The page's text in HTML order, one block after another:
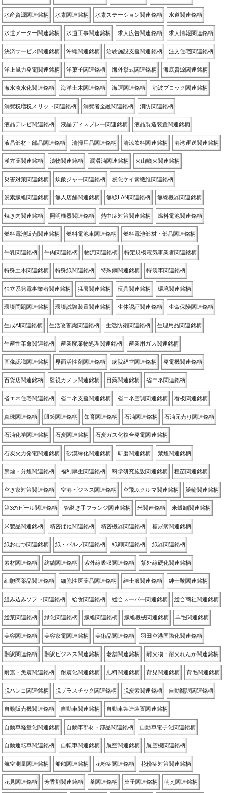
水産資源関連銘柄 水素関連銘柄 水素ステーション関連銘柄 水道関連銘柄
水道メーター関連銘柄 水道工事関連銘柄 求人広告関連銘柄 求人情報関連銘柄
決済サービス関連銘柄 沖縄関連銘柄 治験施設支援関連銘柄 注文住宅関連銘柄
洋上風力発電関連銘柄 洋菓子関連銘柄 海外挙式関連銘柄 海底資源関連銘柄
海水淡水化関連銘柄 海洋土木関連銘柄 海運関連銘柄 消波ブロック関連銘柄
消費税増税メリット関連銘柄 消費者金融関連銘柄 消防関連銘柄
液晶テレビ関連銘柄 液晶ディスプレー関連銘柄 液晶製造装置関連銘柄
液晶部材・部品関連銘柄 清掃用品関連銘柄 清涼飲料関連銘柄 港湾運送関連銘柄
漢方薬関連銘柄 漬物関連銘柄 潤滑油関連銘柄 火山噴火関連銘柄
災害対策関連銘柄 炊飯ジャー関連銘柄 炭化ケイ素繊維関連銘柄
炭素繊維関連銘柄 無人店舗関連銘柄 無線LAN関連銘柄 無線機器関連銘柄
焼き肉関連銘柄 照明機器関連銘柄 熱中症対策関連銘柄 燃料電池関連銘柄
燃料電池販売関連銘柄 燃料電池車関連銘柄 燃料電池部材・部品関連銘柄
牛乳関連銘柄 牛肉関連銘柄 物流関連銘柄 特定規模電気事業者関連銘柄
特殊土木関連銘柄 特殊紙関連銘柄 特殊鋼関連銘柄 特装車関連銘柄
独立系発電事業者関連銘柄 猛暑関連銘柄 玩具関連銘柄 環境関連銘柄
環境問題関連銘柄 環境試験装置関連銘柄 生体認証関連銘柄 生命保険関連銘柄
生成AI関連銘柄 生活改善薬関連銘柄 生活防衛関連銘柄 生理用品関連銘柄
生産性革命関連銘柄 産業廃棄物処理関連銘柄 産業用ガス関連銘柄
画像認識関連銘柄 界面活性剤関連銘柄 病院経営関連銘柄 発電機関連銘柄
百貨店関連銘柄 監視カメラ関連銘柄 目薬関連銘柄 省エネ関連銘柄
省エネ住宅関連銘柄 省エネ支援関連銘柄 省エネ空調関連銘柄 看板関連銘柄
真珠関連銘柄 眼鏡関連銘柄 知育関連銘柄 石油関連銘柄 石油元売り関連銘柄
石油化学関連銘柄 石炭関連銘柄 石炭ガス化複合発電関連銘柄
石炭火力発電関連銘柄 砂漠緑化関連銘柄 研磨関連銘柄 禁煙関連銘柄
禁煙・分煙関連銘柄 福利厚生関連銘柄 科学研究施設関連銘柄 種苗関連銘柄
空き家対策関連銘柄 空港ビジネス関連銘柄 空飛ぶクルマ関連銘柄 競輪関連銘柄
第3のビール関連銘柄 管継ぎ手フランジ関連銘柄 米関連銘柄 米穀卸関連銘柄
米製品関連銘柄 精密ばね関連銘柄 精密機器関連銘柄 糖尿病関連銘柄
紙おむつ関連銘柄 紙・パルプ関連銘柄 紙卸関連銘柄 紙器関連銘柄
素材関連銘柄 紡績関連銘柄 紫外線吸収関連銘柄 紫外線硬化関連銘柄
細胞医薬品関連銘柄 細胞性医薬品関連銘柄 紳士服関連銘柄 紳士靴関連銘柄
組み込みソフト関連銘柄 給食関連銘柄 総合スーパー関連銘柄 総合商社関連銘柄
総菜関連銘柄 緑化関連銘柄 繊維関連銘柄 繊維機械関連銘柄 羊毛関連銘柄
美容関連銘柄 美容家電関連銘柄 美術品関連銘柄 羽田空港国際化関連銘柄
翻訳関連銘柄 翻訳ビジネス関連銘柄 老舗関連銘柄 耐火物・耐火れんが関連銘柄
耐震・免震関連銘柄 耐震化関連銘柄 肥料関連銘柄 育児関連銘柄 育毛関連銘柄
脱ハンコ関連銘柄 脱プラスチック関連銘柄 脱炭素関連銘柄 自動翻訳関連銘柄
自動販売機関連銘柄 自動車関連銘柄 自動車製造装置関連銘柄
自動車軽量化関連銘柄 自動車部材・部品関連銘柄 自動車電子化関連銘柄
自動運転車関連銘柄 自転車関連銘柄 航空関連銘柄 航空機関連銘柄
航空測量関連銘柄 船舶関連銘柄 花粉症関連銘柄 花粉症対策関連銘柄
花見関連銘柄 芳香剤関連銘柄 茶関連銘柄 菓子関連銘柄 萌え関連銘柄